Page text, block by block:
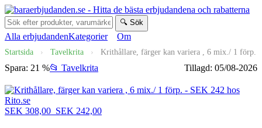
🔍 Sök
Alla erbjudandenKategorier Om
Startsida › Tavelkrita › Krithållare, färger kan variera , 6 mix./ 1 förp.
Spara: 21 %📂 Tavelkrita Tillagd: 05/08-2026
SEK 308,00 SEK 242,00